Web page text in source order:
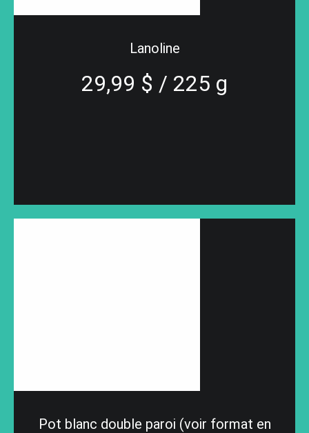
Lanoline
29,99 $ / 225 g
Pot blanc double paroi (voir format en